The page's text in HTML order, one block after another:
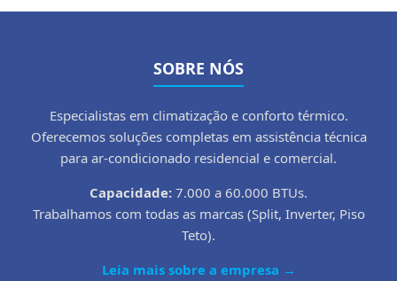
SOBRE NÓS
Especialistas em climatização e conforto térmico.
Oferecemos soluções completas em assistência técnica
para ar-condicionado residencial e comercial.
Capacidade: 7.000 a 60.000 BTUs.
Trabalhamos com todas as marcas (Split, Inverter, Piso
Teto).
Leia mais sobre a empresa →